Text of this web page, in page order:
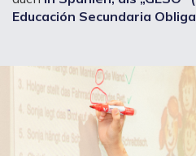
Educación Secundaria